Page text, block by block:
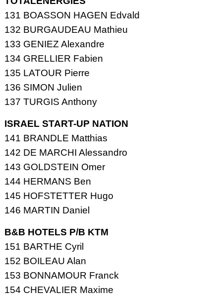
131 BOASSON HAGEN Edvald
132 BURGAUDEAU Mathieu
133 GENIEZ Alexandre
134 GRELLIER Fabien
135 LATOUR Pierre
136 SIMON Julien
137 TURGIS Anthony
ISRAEL START-UP NATION
141 BRANDLE Matthias
142 DE MARCHI Alessandro
143 GOLDSTEIN Omer
144 HERMANS Ben
145 HOFSTETTER Hugo
146 MARTIN Daniel
B&B HOTELS P/B KTM
151 BARTHE Cyril
152 BOILEAU Alan
153 BONNAMOUR Franck
154 CHEVALIER Maxime